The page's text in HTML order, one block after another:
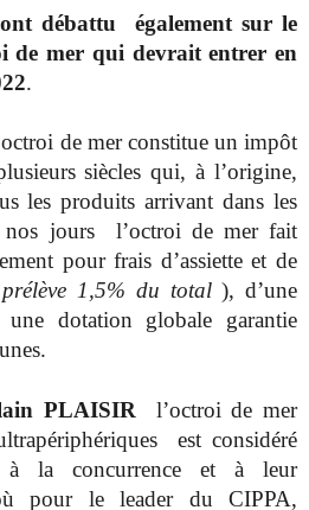
débattu également sur le
de mer qui devrait entrer en
.
de mer constitue un impôt
siècles qui, à l’origine,
les produits arrivant dans les
jours l’octroi de mer fait
pour frais d’assiette et de
1,5% du total), d’une
dotation globale garantie
PLAISIR
l’octroi de mer
est considéré
à la concurrence et à leur
pour le leader du CIPPA,